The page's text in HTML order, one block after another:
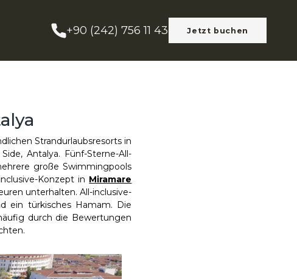
+90 (242) 756 11 43 Jetzt buchen
Strandurlaubsresorts in
Antalya. Fünf-Sterne-All-
große Swimmingpools
Konzept in Miramare
unterhalten. All-inclusive-
ein türkisches Hamam. Die
durch die Bewertungen